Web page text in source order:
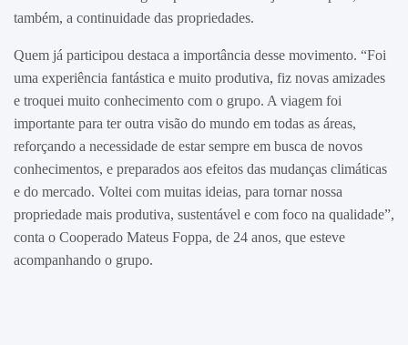
também, a continuidade das propriedades.
Quem já participou destaca a importância desse movimento. “Foi
uma experiência fantástica e muito produtiva, fiz novas amizades
e troquei muito conhecimento com o grupo. A viagem foi
importante para ter outra visão do mundo em todas as áreas,
reforçando a necessidade de estar sempre em busca de novos
conhecimentos, e preparados aos efeitos das mudanças climáticas
e do mercado. Voltei com muitas ideias, para tornar nossa
propriedade mais produtiva, sustentável e com foco na qualidade”,
conta o Cooperado Mateus Foppa, de 24 anos, que esteve
acompanhando o grupo.